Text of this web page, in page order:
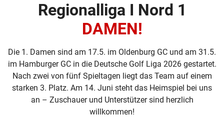
Regionalliga I Nord 1
DAMEN!
Die 1. Damen sind am 17.5. im Oldenburg GC und am 31.5.
im Hamburger GC in die Deutsche Golf Liga 2026 gestartet.
Nach zwei von fünf Spieltagen liegt das Team auf einem
starken 3. Platz. Am 14. Juni steht das Heimspiel bei uns
an – Zuschauer und Unterstützer sind herzlich
willkommen!